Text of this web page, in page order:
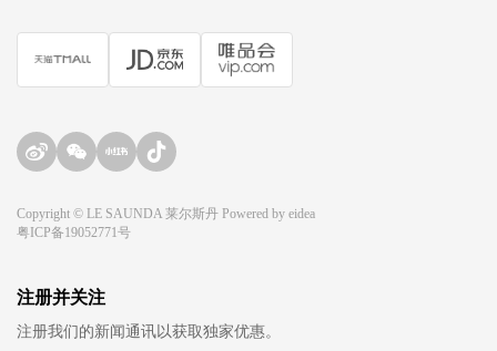
Copyright © LE SAUNDA 莱尔斯丹 Powered by eidea
粤ICP备19052771号
注册并关注
注册我们的新闻通讯以获取独家优惠。